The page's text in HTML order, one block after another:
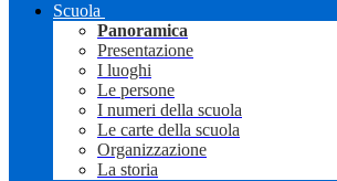
Scuola
Panoramica
Presentazione
I luoghi
Le persone
I numeri della scuola
Le carte della scuola
Organizzazione
La storia